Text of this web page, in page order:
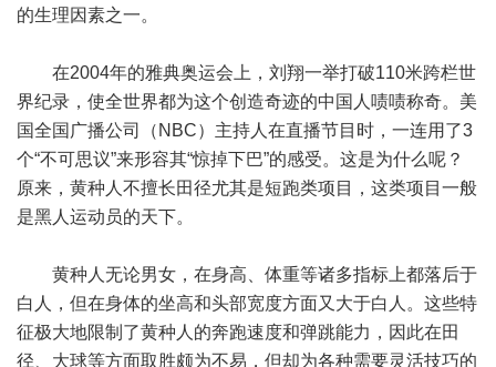
的生理因素之一。
在2004年的雅典奥运会上，刘翔一举打破110米跨栏世
界纪录，使全世界都为这个创造奇迹的中国人啧啧称奇。美
国全国广播公司（NBC）主持人在直播节目时，一连用了3
个“不可思议”来形容其“惊掉下巴”的感受。这是为什么呢？
原来，黄种人不擅长田径尤其是短跑类项目，这类项目一般
是黑人运动员的天下。
黄种人无论男女，在身高、体重等诸多指标上都落后于
白人，但在身体的坐高和头部宽度方面又大于白人。这些特
征极大地限制了黄种人的奔跑速度和弹跳能力，因此在田
径、大球等方面取胜颇为不易，但却为各种需要灵活技巧的